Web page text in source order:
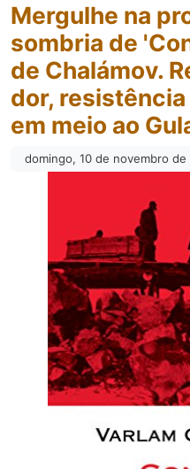
Mergulhe na
sombria de
de Chalámov.
dor,
em meio ao
domingo, 10 de novembro de